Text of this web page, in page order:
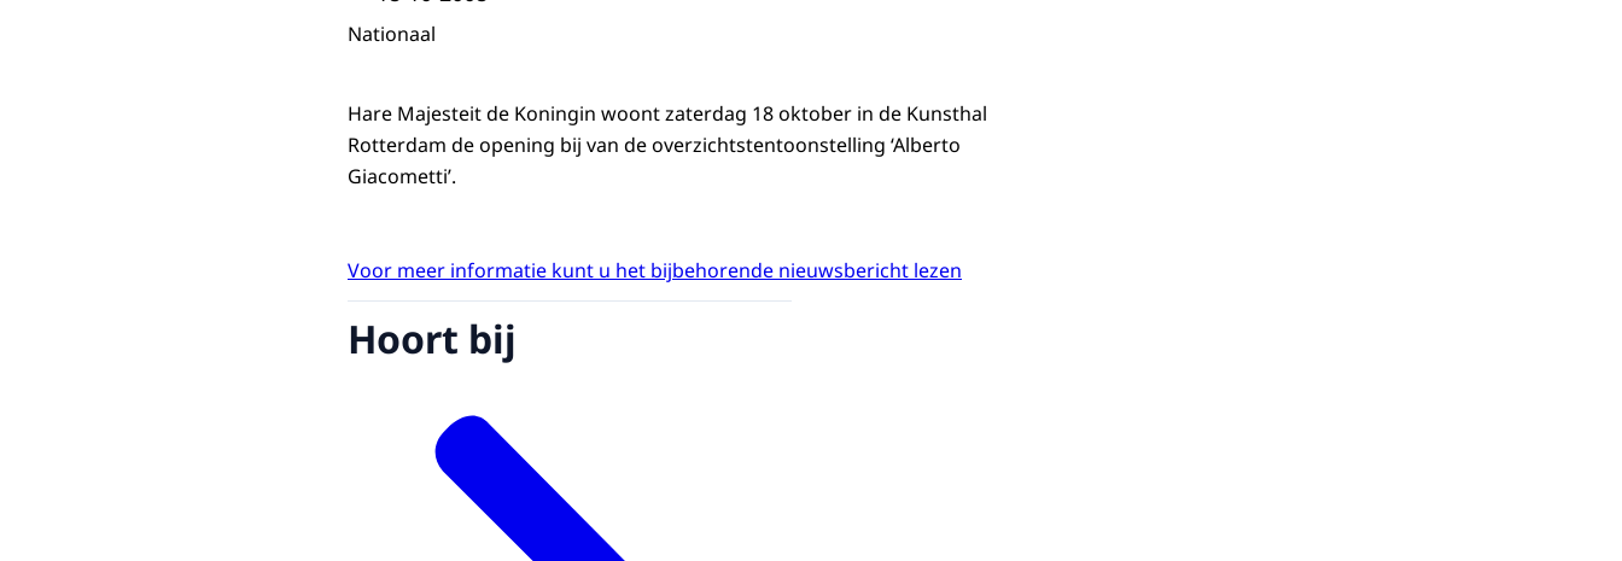
Nationaal
Hare Majesteit de Koningin woont zaterdag 18 oktober in de Kunsthal
Rotterdam de opening bij van de overzichtstentoonstelling ‘Alberto
Giacometti’.
Voor meer informatie kunt u het bijbehorende nieuwsbericht lezen
Hoort bij